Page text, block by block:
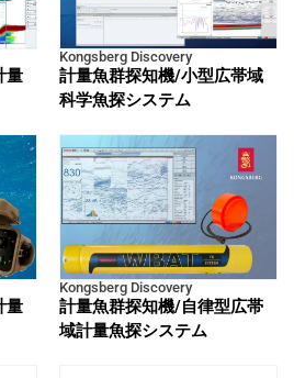
量
Kongsberg Discovery
計量魚群探知機/小型広帯域
科学魚探システム
量
Kongsberg Discovery
計量魚群探知機/自律型広帯
域計量魚探システム